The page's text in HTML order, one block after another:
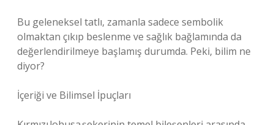
Bu geleneksel tatlı, zamanla sadece sembolik
olmaktan çıkıp beslenme ve sağlık bağlamında da
değerlendirilmeye başlamış durumda. Peki, bilim ne
diyor?
İçeriği ve Bilimsel İpuçları